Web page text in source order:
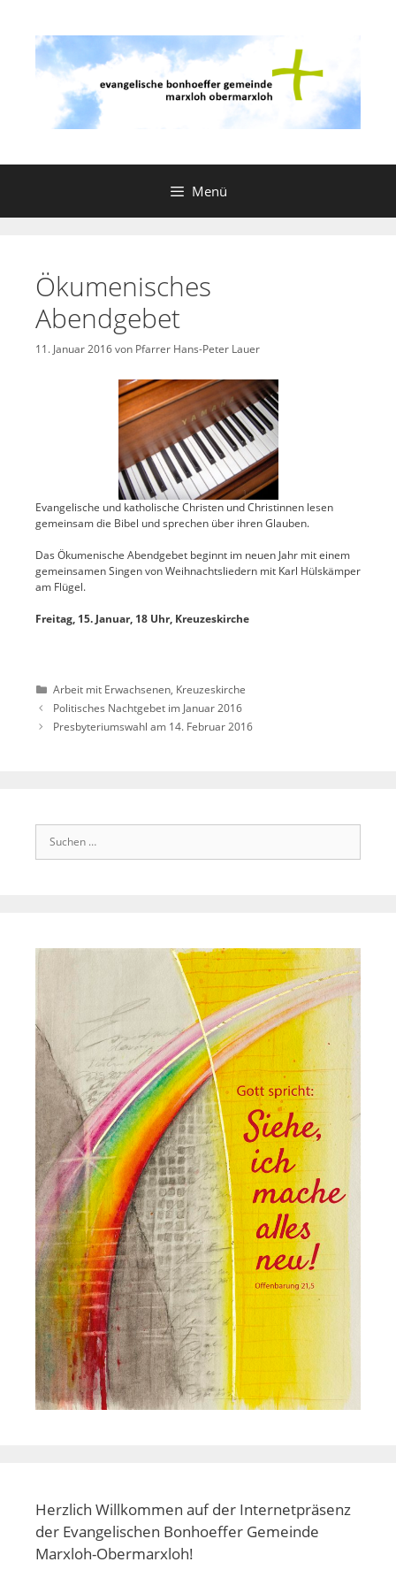
springen
Menü
Ökumenisches
Abendgebet
11. Januar 2016von Pfarrer Hans-Peter Lauer
Evangelische und katholische Christen und Christinnen lesen
gemeinsam die Bibel und sprechen über ihren Glauben.
Das Ökumenische Abendgebet beginnt im neuen Jahr mit einem
gemeinsamen Singen von Weihnachtsliedern mit Karl Hülskämper
am Flügel.
Freitag, 15. Januar, 18 Uhr, Kreuzeskirche
Kategorien
Arbeit mit Erwachsenen, Kreuzeskirche
Politisches Nachtgebet im Januar 2016
Presbyteriumswahl am 14. Februar 2016
Suchen
nach:
Herzlich Willkommen auf der Internetpräsenz
der Evangelischen Bonhoeffer Gemeinde
Marxloh-Obermarxloh!